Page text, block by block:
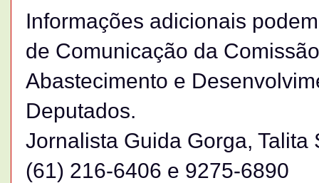
Informações adicionais
de Comunicação da
Abastecimento e
Deputados.
Jornalista Guida Gorga,
(61) 216-6406 e 9275-6890